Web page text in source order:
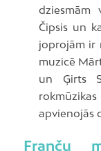
dziesmām
Čipsis un
joprojām ir
muzicē
un Ģirts
apvienojās
Franču